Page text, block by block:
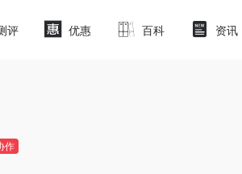
评 优惠 百科 资讯
作